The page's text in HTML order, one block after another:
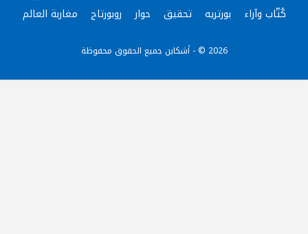
كُتّاب وآراء
بورتريه تحقيق حوار روبورتاج مغاربة العالم
2026 © - أشكاين جميع الحقوق محفوظة